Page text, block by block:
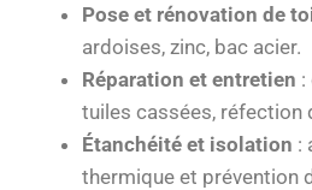
Pose et rénovation de
ardoises, zinc, bac acier.
Réparation et entretien :
tuiles cassées, réfection
Étanchéité et isolation :
thermique et prévention